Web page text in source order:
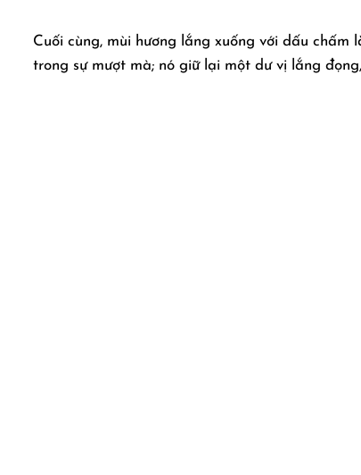
Cuối cùng, mùi hương lắng xuống với dấu chấm
trong sự mượt mà; nó giữ lại một dư vị lắng